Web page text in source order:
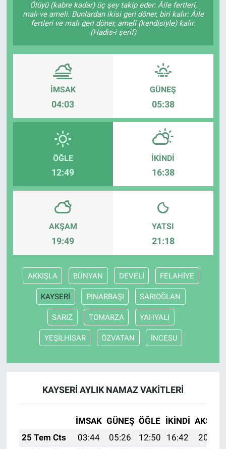
Ölüyü (kabre kadar) üç şey takip eder: Âile fertleri,
malı ve ameli. Bunlardan ikisi geri döner, biri kalır: Âile
fertleri ve malı geri döner, ameli (kendisiyle) kalır.
(Hadis-i şerif)
İMSAK
04:03
GÜNEŞ
05:38
ÖĞLE
12:49
İKINDI
16:38
AKŞAM
19:49
YATSI
21:18
AKKIŞLA BÜNYAN DEVELİ FELAHİYE
KAYSERİ PINARBAŞI SARIOĞLAN
SARIZ TOMARZA YAHYALI
YEŞİLHİSAR ÖZVATAN İNCESU
KAYSERİ AYLIK NAMAZ VAKITLERI
İMSAK GÜNEŞ ÖĞLE İKINDI AKŞAM
25 Tem Cts
03:44 05:26 12:50 16:42
20:03
Sağlık
Spor
Teknoloji
Tv Medya
KÜLTÜR SANAT